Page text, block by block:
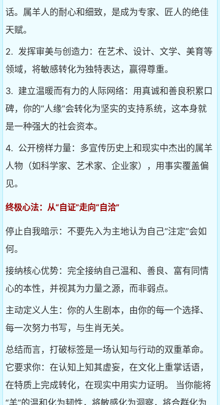
话。属羊人的耐心和细致，是成为专家、匠人的绝佳
天赋。
2. 发挥审美与创造力：在艺术、设计、文学、美育等
领域，将敏感转化为独特表达，赢得尊重。
3. 建立温暖而有力的人际网络：用真诚和善良积累口
碑，你的“人缘”会转化为坚实的支持系统，这本身就
是一种强大的社会资本。
4. 公开榜样力量：多宣传历史上和现实中杰出的属羊
人物（如科学家、艺术家、企业家），用事实覆盖偏
见。
终极心法：从“自证”走向“自洽”
停止自我暗示：不要先入为主地认为自己“注定”会如
何。
接纳核心优势：完全接纳自己温和、善良、富有同情
心的本性，并视其为力量之源，而非弱点。
主动定义人生：你的人生剧本，由你的每一个选择、
每一次努力书写，与生肖无关。
总结而言，打破标签是一场认知与行动的双重革命。
它要求你：在认知上知其虚妄，在文化上重掌话语，
在特质上完成转化，在现实中用实力证明。 当你能将
“羊”的温和化为韧性，将敏感化为洞察，将合群化为